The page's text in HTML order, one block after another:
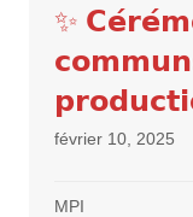
✨
février 10, 2025
MPI